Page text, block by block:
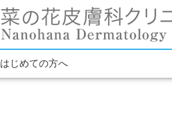
はじめての方へ